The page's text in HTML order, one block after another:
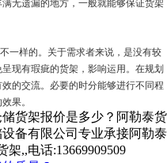
无遗漏的地方，一般就能够保证货架
一样的。关于需求者来说，是没有较
现有瑕疵的货架，影响运用。在规划
的交流。必要的时分能够进行不同程
果。
货架报价是多少？阿勒泰货
备有限公司专业承接阿勒泰
,,电话:13669909509